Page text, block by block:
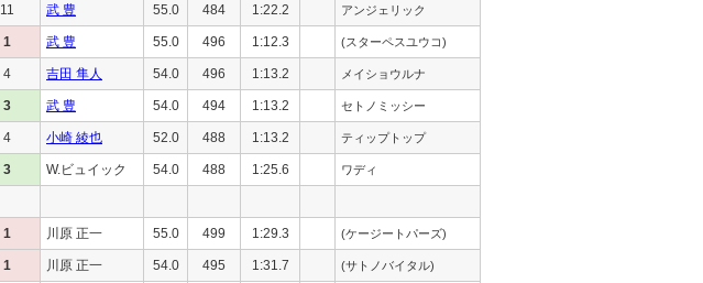
11 武 豊 55.0 484 1:22.2 アンジェリック
1 武 豊 55.0 496 1:12.3 (スターペスユウコ)
4 吉田 隼人 54.0 496 1:13.2 メイショウルナ
3 武 豊 54.0 494 1:13.2 セトノミッシー
4 小崎 綾也 52.0 488 1:13.2 ティップトップ
3 W.ビュイック 54.0 488 1:25.6 ワディ
1 川原 正一 55.0 499 1:29.3 (ケージートパーズ)
1 川原 正一 54.0 495 1:31.7 (サトノバイタル)